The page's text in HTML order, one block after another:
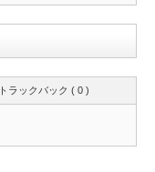
トラックバック ( 0 )